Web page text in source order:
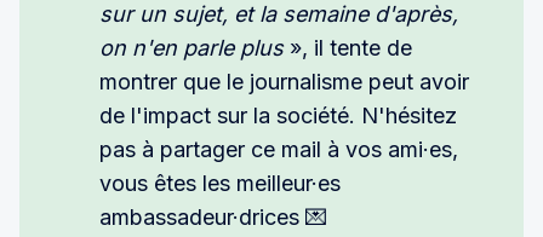
sur un sujet, et la semaine d'après,
on n'en parle plus», il tente de
montrer que le journalisme peut avoir
de l'impact sur la société. N'hésitez
pas à partager ce mail à vos ami·es,
vous êtes les meilleur·es
ambassadeur·drices 💌